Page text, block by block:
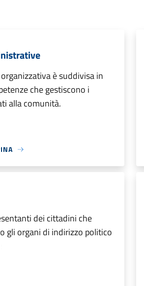
è suddivisa in
che gestiscono i
alla comunità.
dei cittadini che
gli organi di indirizzo politico